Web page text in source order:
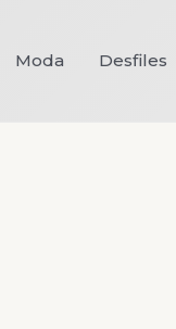
Moda Desfiles